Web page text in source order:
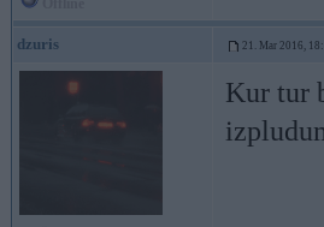
dzuris 21. Mar 2016,
Kur tur